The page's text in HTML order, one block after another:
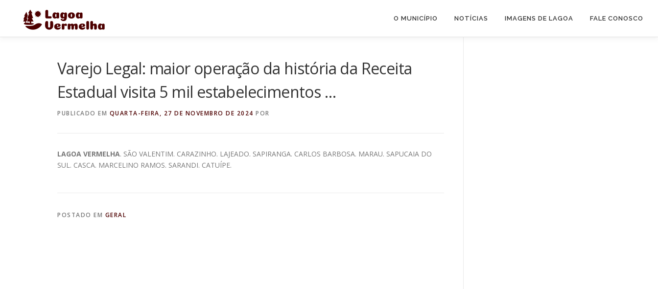
conteúdo
O MUNICÍPIO NOTÍCIAS IMAGENS DE LAGOA FALE CONOSCO
Varejo Legal: maior operação da história da Receita
Estadual visita 5 mil estabelecimentos …
PUBLICADO EM QUARTA-FEIRA, 27 DE NOVEMBRO DE 2024 POR
LAGOA VERMELHA. SÃO VALENTIM. CARAZINHO. LAJEADO. SAPIRANGA. CARLOS BARBOSA. MARAU. SAPUCAIA DO
SUL. CASCA. MARCELINO RAMOS. SARANDI. CATUÍPE.
POSTADO EM GERAL